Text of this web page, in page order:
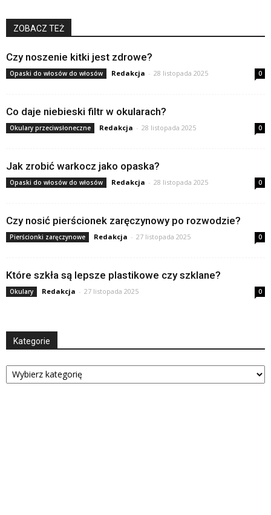
ZOBACZ TEŻ
Czy noszenie kitki jest zdrowe?
Opaski do włosów do włosów Redakcja - 28 listopada 2025 0
Co daje niebieski filtr w okularach?
Okulary przeciwsłoneczne Redakcja - 28 listopada 2025 0
Jak zrobić warkocz jako opaska?
Opaski do włosów do włosów Redakcja - 28 listopada 2025 0
Czy nosić pierścionek zaręczynowy po rozwodzie?
Pierścionki zaręczynowe Redakcja - 27 listopada 2025 0
Które szkła są lepsze plastikowe czy szklane?
Okulary Redakcja - 27 listopada 2025 0
Kategorie
Kategorie